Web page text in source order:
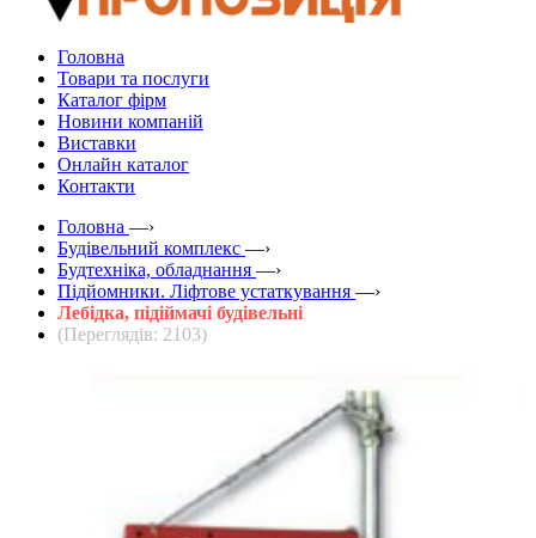
Головна
Товари та послуги
Каталог фірм
Новини компаній
Виставки
Онлайн каталог
Контакти
Головна —›
Будівельний комплекс —›
Будтехніка, обладнання —›
Підйомники. Ліфтове устаткування —›
Лебідка, підіймачі будівельні
(Переглядів: 2103)